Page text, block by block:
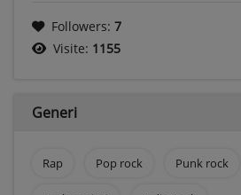
Followers: 7
Visite: 1155
Generi
Rap Pop rock Punk rock